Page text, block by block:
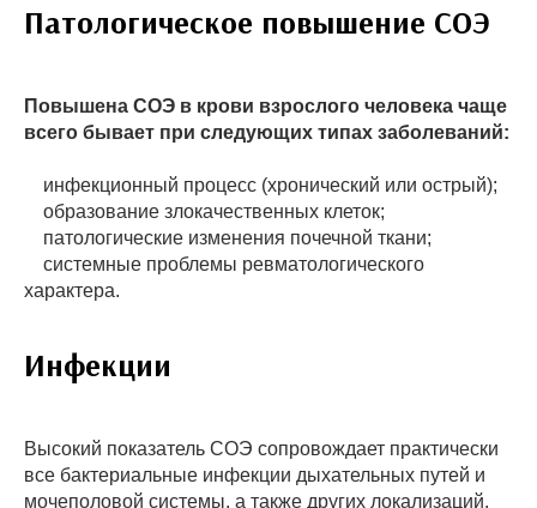
Патологическое повышение СОЭ
Повышена СОЭ в крови взрослого человека чаще
всего бывает при следующих типах заболеваний:
инфекционный процесс (хронический или острый);
образование злокачественных клеток;
патологические изменения почечной ткани;
системные проблемы ревматологического
характера.
Инфекции
Высокий показатель СОЭ сопровождает практически
все бактериальные инфекции дыхательных путей и
мочеполовой системы, а также других локализаций.